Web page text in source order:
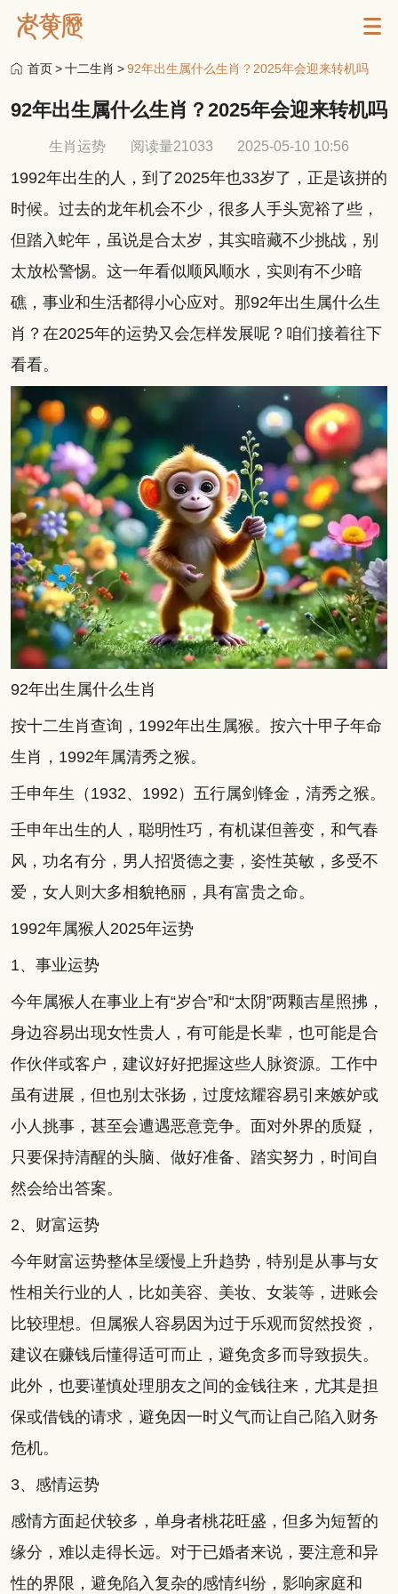
首页>十二生肖 >92年出生属什么生肖？2025年会迎来转机吗
92年出生属什么生肖？2025年会迎来转机吗
生肖运势 阅读量21033 2025-05-10 10:56
1992年出生的人，到了2025年也33岁了，正是该拼的
时候。过去的龙年机会不少，很多人手头宽裕了些，
但踏入蛇年，虽说是合太岁，其实暗藏不少挑战，别
太放松警惕。这一年看似顺风顺水，实则有不少暗
礁，事业和生活都得小心应对。那92年出生属什么生
肖？在2025年的运势又会怎样发展呢？咱们接着往下
看看。
92年出生属什么生肖
按十二生肖查询，1992年出生属猴。按六十甲子年命
生肖，1992年属清秀之猴。
壬申年生（1932、1992）五行属剑锋金，清秀之猴。
壬申年出生的人，聪明性巧，有机谋但善变，和气春
风，功名有分，男人招贤德之妻，姿性英敏，多受不
爱，女人则大多相貌艳丽，具有富贵之命。
1992年属猴人2025年运势
1、事业运势
今年属猴人在事业上有“岁合”和“太阴”两颗吉星照拂，
身边容易出现女性贵人，有可能是长辈，也可能是合
作伙伴或客户，建议好好把握这些人脉资源。工作中
虽有进展，但也别太张扬，过度炫耀容易引来嫉妒或
小人挑事，甚至会遭遇恶意竞争。面对外界的质疑，
只要保持清醒的头脑、做好准备、踏实努力，时间自
然会给出答案。
2、财富运势
今年财富运势整体呈缓慢上升趋势，特别是从事与女
性相关行业的人，比如美容、美妆、女装等，进账会
比较理想。但属猴人容易因为过于乐观而贸然投资，
建议在赚钱后懂得适可而止，避免贪多而导致损失。
此外，也要谨慎处理朋友之间的金钱往来，尤其是担
保或借钱的请求，避免因一时义气而让自己陷入财务
危机。
3、感情运势
感情方面起伏较多，单身者桃花旺盛，但多为短暂的
缘分，难以走得长远。对于已婚者来说，要注意和异
性的界限，避免陷入复杂的感情纠纷，影响家庭和